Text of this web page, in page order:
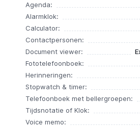
Agenda:
Alarmklok:
Calculator:
Contactpersonen:
Document viewer:
Fototelefoonboek:
Herinneringen:
Stopwatch & timer:
Telefoonboek met bellergroepen:
Tijdsnotatie of Klok:
Voice memo: